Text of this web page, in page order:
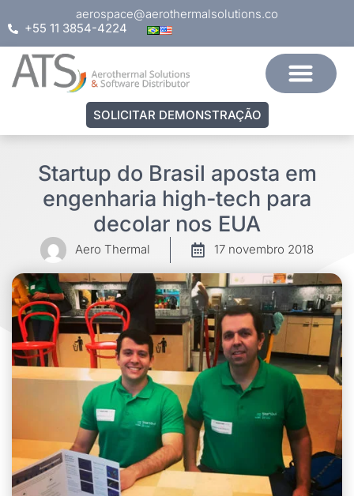
aerospace@aerothermalsolutions.co
+55 11 3854-4224
SOLICITAR DEMONSTRAÇÃO
Startup do Brasil aposta em
engenharia high-tech para
decolar nos EUA
Aero Thermal 17 novembro 2018